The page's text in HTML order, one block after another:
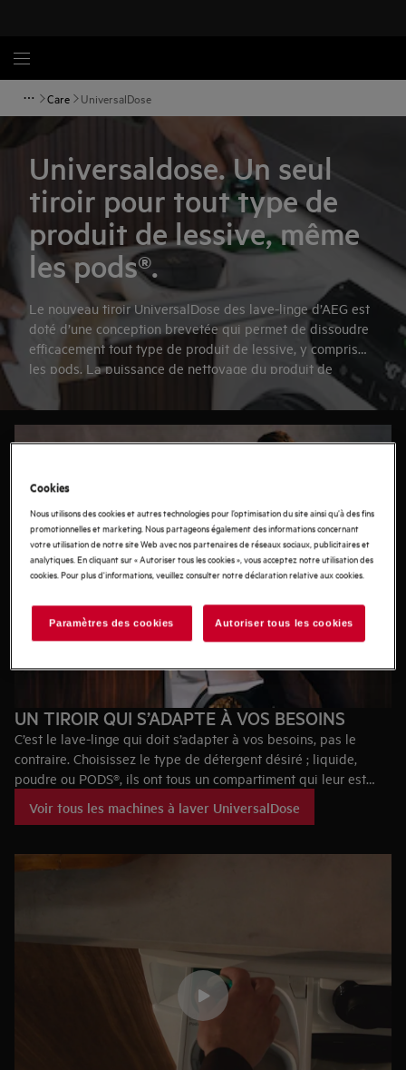
Care UniversalDose
Universaldose. Un seul
tiroir pour tout type de
produit de lessive, même
les pods®.
Le nouveau tiroir UniversalDose des lave-linge d’AEG est
doté d’une conception brevetée qui permet de dissoudre
efficacement tout type de produit de lessive, y compris
les pods. La puissance de nettoyage du produit de
lessive est garantie, même dans les cycles de lavage
courts et à basse température.
UN TIROIR QUI S’ADAPTE À VOS BESOINS
C’est le lave-linge qui doit s’adapter à vos besoins, pas le
contraire. Choisissez le type de détergent désiré ; liquide,
poudre ou PODS®, ils ont tous un compartiment qui leur est
Voir tous les machines à laver UniversalDose
Cookies
Nous utilisons des cookies et autres technologies pour l’optimisation du site ainsi qu’à des fins
promotionnelles et marketing. Nous partageons également des informations concernant
votre utilisation de notre site Web avec nos partenaires de réseaux sociaux, publicitaires et
analytiques. En cliquant sur « Autoriser tous les cookies », vous acceptez notre utilisation des
cookies. Pour plus d'informations, veuillez consulter notre déclaration relative aux cookies.
Paramètres des cookies Autoriser tous les cookies